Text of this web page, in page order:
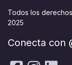
Todos los
2025
Conecta con